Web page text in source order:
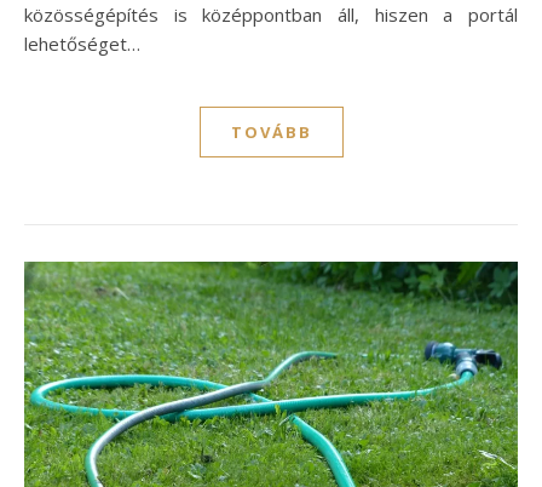
közösségépítés is középpontban áll, hiszen a portál
lehetőséget…
TOVÁBB